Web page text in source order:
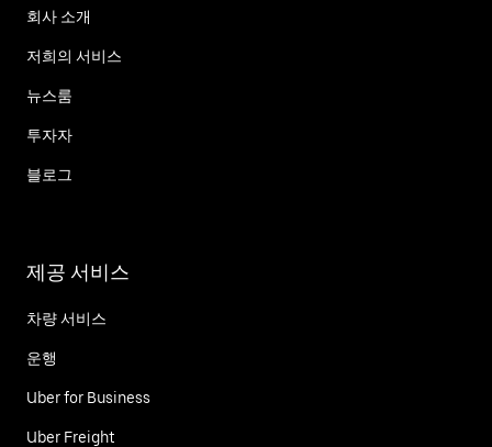
회사 소개
저희의 서비스
뉴스룸
투자자
블로그
제공 서비스
차량 서비스
운행
Uber for Business
Uber Freight